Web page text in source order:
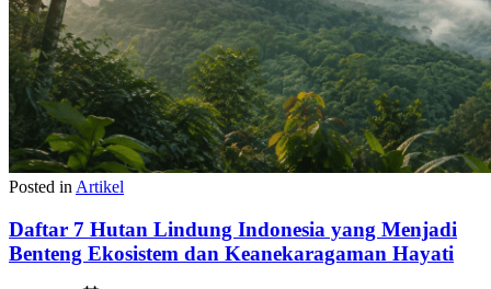
Posted in Artikel
Daftar 7 Hutan Lindung Indonesia yang Menjadi
Benteng Ekosistem dan Keanekaragaman Hayati